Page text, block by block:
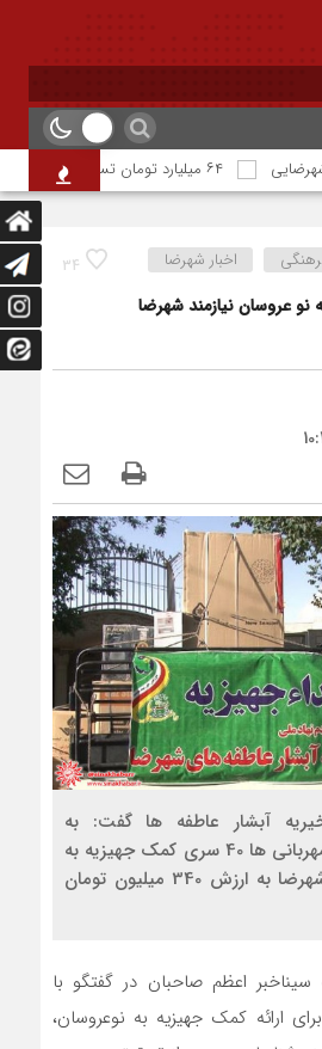
۱۴۰۵
۶۴ میلیارد تومان تسهیلات اشتغالزایی به مددجویان کمیته امداد شهرضا پرداخت شد
34 اخبار شهرضا
نو عروسان نیازمند شهرضا
آبشار عاطفه ها گفت: به
مناسبت میلاد امام مهربانی ها 40 سری کمک جهیزیه به
نو عروسان نیازمند شهرضا به ارزش 340 میلیون تومان
اعظم صاحبان در گفتگو با
ارائه کمک جهیزیه به نوعروسان،